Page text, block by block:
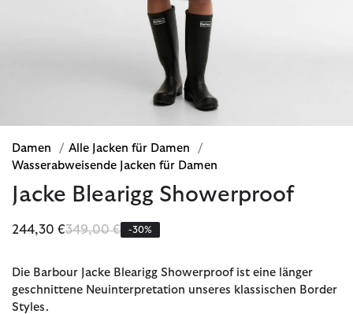
Damen / Alle Jacken für Damen
/
Wasserabweisende Jacken für Damen
Jacke Blearigg Showerproof
244,30 €Reduziert von
349,00 €bis-30%
Die Barbour Jacke Blearigg Showerproof ist eine länger
geschnittene Neuinterpretation unseres klassischen Border
Styles.